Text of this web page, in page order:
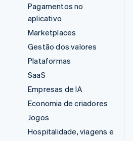
Pagamentos no
aplicativo
Marketplaces
Gestão dos valores
Plataformas
SaaS
Empresas de IA
Economia de criadores
Jogos
Hospitalidade, viagens e